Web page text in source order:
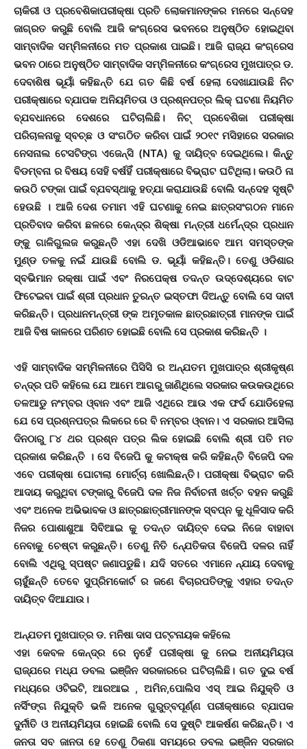
ଚାକିରୀ ଓ ପ୍ରବେଶିକାପରୀକ୍ଷା ପ୍ରତି ଲୋକମାନଙ୍କର ମନରେ ସନ୍ଦେହ
ଜାଗ୍ରତ କରୁଛି ବୋଲି ଆଜି କଂଗ୍ରେସ ଭବନରେ ଅନୁଷ୍ଠିତ ହୋଇଥିବା
ସାମ୍ବାଦିକ ସମ୍ମିଳନୀରେ ମତ ପ୍ରକାଶ ପାଇଛି। ଆଜି ରାଜ୍ଯ କଂଗ୍ରେସ
ଭବନ ଠାରେ ଅନୁଷ୍ଠିତ ସାମ୍ବାଦିକ ସମ୍ମିଳନୀରେ କଂଗ୍ରେସ ମୁଖପାତ୍ର ଡ.
ଦେବାଶିଷ ଭୂୟାଁ କହିଛନ୍ତି ଯେ ଗତ କିଛି ବର୍ଷ ହେଲା ଦେଖାଯାଉଛି ନିଟ
ପରୀକ୍ଷାରେ ବ୍ଯାପକ ଅନିୟମିତତା ଓ ପ୍ରଶ୍ନପତ୍ର ଲିକ୍ ଘଟଣା ନିୟମିତ
ବ୍ଯବଧାନରେ ଦେଶରେ ଘଟିଚାଲିଛି। ନିଟ୍ ପ୍ରବେଶିକା ପରୀକ୍ଷା
ପରିଚାଳନାକୁ ସ୍ବଚ୍ଛ ଓ ସଂଗଠିତ କରିବା ପାଇଁ ୨୦୧୯ ମସିହାରେ ସରକାର
ନେସନାଲ ଟେସଟିଙ୍ଗ ଏଜେନ୍ସି (NTA) କୁ ଦାୟିତ୍ବ ଦେଇଥିଲେ। କିନ୍ତୁ
ବିଡମ୍ବନା ର ବିଷୟ ସେହି ବର୍ଷହିଁ ପରୀକ୍ଷାରେ ବିଭ୍ରାଟ ଘଟିଥିଲା। କଉଠି ନା
କଉଠି ଟଙ୍କା ପାଇଁ ବ୍ଯବସ୍ଥାକୁ ହତ୍ଯା କରାଯାଉଛି ବୋଲି ସନ୍ଦେହ ସୃଷ୍ଟି
ହେଉଛି । ଆଜି ଦେଶ ତମାମ ଏହି ଘଟଣାକୁ ନେଇ ଛାତ୍ରସଂଗଠନ ମାନେ
ପ୍ରତିବାଦ କରିବା ଛଳରେ କେନ୍ଦ୍ର ଶିକ୍ଷା ମନ୍ତ୍ରୀ ଧର୍ମେନ୍ଦ୍ର ପ୍ରଧାନ
ଙ୍କୁ ଗାଳିଗୁଲଜ କରୁଛନ୍ତି ଏହା ଦେଖି ଓଡିଆଭାବେ ଆମ ସମସ୍ତଙ୍କ
ମୁଣ୍ଡ ତଳକୁ ନଇଁ ଯାଉଛି ବୋଲି ଡ. ଭୂୟାଁ କହିଛନ୍ତି। ତେଣୁ ଓଡିଶାର
ସ୍ବଭିମାନ ରକ୍ଷା ପାଇଁ ଏବଂ ନିରପେକ୍ଷ ତଦନ୍ତ ଉଦ୍ଦେଶ୍ୟରେ ବାଟ
ଫିଟେଇବା ପାଇଁ ଶ୍ରୀ ପ୍ରଧାନ ତୁରନ୍ତ ଇସ୍ତଫା ଦିଅନ୍ତୁ ବୋଲି ସେ ଦାବୀ
କରିଛନ୍ତି। ପ୍ରଧାନମନ୍ତ୍ରୀ ଙ୍କ ଅମୃତକାଳ ଛାତ୍ରଛାତ୍ରୀ ମାନଙ୍କ ପାଇଁ
ଆଜି ବିଷ କାଳରେ ପରିଣତ ହୋଇଛି ବୋଲି ସେ ପ୍ରକାଶ କରିଛନ୍ତି ।
ଏହି ସାମ୍ବାଦିକ ସମ୍ମିଳନୀରେ ପିସିସି ର ଅନ୍ଯତମ ମୁଖପାତ୍ର ଶ୍ରୀକୃଷ୍ଣ
ଚନ୍ଦ୍ର ପତି କହିଲେ ଯେ ଆମେ ଆଗରୁ ଜାଣିଥିଲେ ସରକାର କଉକଉଥିରେ
ତଳଆଡୁ ନଂମ୍ବର ଓ୍ବାନ ଏବଂ ଆଜି ଏଥିରେ ଆଉ ଏକ ଫର୍ଦ ଯୋଡିହେଲା
ଯେ ସେ ପ୍ରଶ୍ନପତ୍ର ଲିକରେ ରେ ବି ନମ୍ବର ଓ୍ବାନ। ଏ ସରକାର ଆସିଲା
ଦିନଠାରୁ ୮୪ ଥର ପ୍ରଶ୍ନ ପତ୍ର ଲିକ ହୋଇଛି ବୋଲି ଶ୍ରୀ ପତି ମତ
ପ୍ରକାଶ କରିଛନ୍ତି । ସେ ବିଜେପି କୁ କଟାକ୍ଷ କରି କହିଛନ୍ତି ବିଜେପି ଦଳ
ଏବେ ପରୀକ୍ଷା ଘୋଟାଲା ମୋର୍ଚ୍ଚା ଖୋଲିଛନ୍ତି। ପରୀକ୍ଷା ବିଭ୍ରାଟ କରି
ଆଦାୟ କରୁଥିବା ଟଙ୍କାରୁ ବିଜେପି ଦଳ ନିଜ ନିର୍ବାଚନୀ ଖର୍ଚ୍ଚ ବହନ କରୁଛି
ଏବଂ ଅନେକ ଅଭିଭାବକ ଓ ଛାତ୍ରଛାତ୍ରୀମାନଙ୍କ ସ୍ବପ୍ନ କୁ ଧୂଳିସାଦ କରି
ନିଜର ପୋଶାଶୁଆ ସିବିଆଇ କୁ ତଦନ୍ତ ଦାୟିତ୍ବ ଦେଇ ନିଜେ ବାହାବା
ନେବାକୁ ଚେଷ୍ଟା କରୁଛନ୍ତି। ତେଣୁ ନିତି ନ୍ଯେତିକତା ବିଜେପି ଦଳର ନାହିଁ
ବୋଲି ଏଥିରୁ ସ୍ପଷ୍ଟ ଜଣାପଡୁଛି। ଯଦି ସତରେ ଏମାନେ ନ୍ଯାୟ ଦେବାକୁ
ଚାହୁଁଛନ୍ତି ତେବେ ସୁପ୍ରିମକୋର୍ଟ ର ଜଣେ ବିଚାରପତିଙ୍କୁ ଏହାର ତଦନ୍ତ
ଦାୟିତ୍ବ ଦିଆଯାଉ।
ଅନ୍ଯତମ ମୁଖପାତ୍ର ଡ. ମନିଷା ଦାସ ପଟ୍ଟନାୟକ କହିଲେ
ଏହା କେବଳ କେନ୍ଦ୍ର ରେ ନୁହେଁ ପରୀକ୍ଷା କୁ ନେଇ ଅନୀୟମିୟତା
ରାଜ୍ଯରେ ମଧ୍ଯ ଡବଲ ଇଞ୍ଜିନ ସରକାରରେ ଘଟିଚାଲିଛି। ଗତ ଦୁଇ ବର୍ଷ
ମଧ୍ୟରେ ଓଟିଇଟି, ଆରଆଇ , ଅମିନ,ପୋଲିସ ଏସ୍ ଆଇ ନିଯୁକ୍ତି ଓ
ନର୍ସିଂଙ୍ଗ ନିଯୁକ୍ତି ଭଳି ଅନେକ ଗୁରୁତ୍ବପୂର୍ଣ୍ଣ ପରୀକ୍ଷାରେ ବ୍ଯାପକ
ଦୁର୍ନୀତି ଓ ଅନୀୟମିୟତା ହୋଇଛି ବୋଲି ସେ ଦୁଷ୍ଟି ଆକର୍ଷଣ କରିଛନ୍ତି। ଏ
ଜନତା ସବ ଜାନତା ହେ ତେଣୁ ଠିକଣା ସମୟରେ ଡବଲ ଇଞ୍ଜିନ ସରକାର